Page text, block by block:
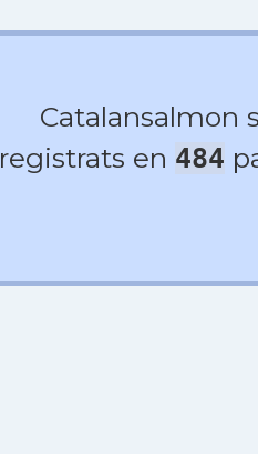
Catalansalmon
registrats en 484